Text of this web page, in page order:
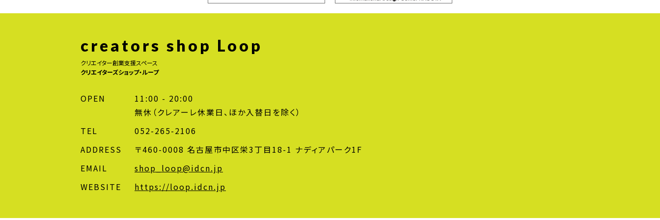
creators shop Loop
クリエイター創業支援スペース
クリエイターズショップ・ループ
OPEN
11:00 - 20:00
無休（クレアーレ休業日、ほか入替日を除く）
TEL
052-265-2106
ADDRESS
〒460-0008 名古屋市中区栄3丁目18-1 ナディアパーク1F
EMAIL
shop_loop@idcn.jp
WEBSITE
https://loop.idcn.jp